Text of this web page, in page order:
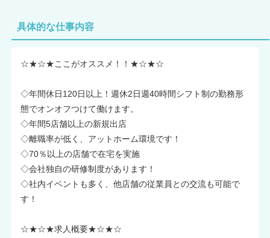
具体的な仕事内容
☆★☆★ここがオススメ！！★☆★☆
◇年間休日120日以上！週休2日週40時間シフト制の勤務形
態でオンオフつけて働けます。
◇年間5店舗以上の新規出店
◇離職率が低く、アットホーム環境です！
◇70％以上の店舗で在宅を実施
◇会社独自の研修制度があります！
◇社内イベントも多く、他店舗の従業員との交流も可能で
す！
☆★☆★求人概要★☆★☆